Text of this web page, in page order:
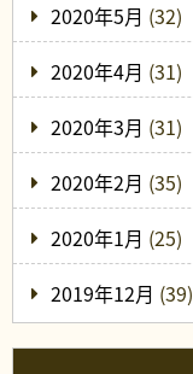
2020年5月 (32)
2020年4月 (31)
2020年3月 (31)
2020年2月 (35)
2020年1月 (25)
2019年12月 (39)